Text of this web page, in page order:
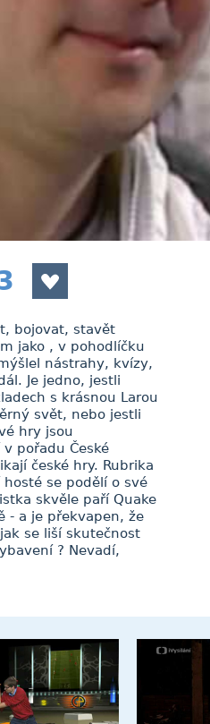
bojovat, stavět
jako , v pohodlíčku
nástrahy, kvízy,
Je jedno, jestli
s krásnou Larou
svět, nebo jestli
hry jsou
pořadu České
české hry. Rubrika
se podělí o své
skvěle paří Quake
- a je překvapen, že
se liší skutečnost
? Nevadí,